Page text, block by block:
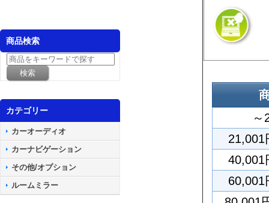
商品検索
カテゴリー
カーオーディオ
カーナビゲーション
その他/オプション
ルームミラー
～
21,001
40,001
60,001